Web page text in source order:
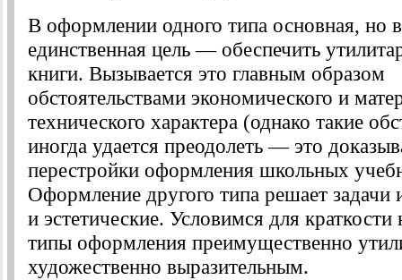
В оформлении одного типа основная, но
единственная цель — обеспечить
книги. Вызывается это главным образом
обстоятельствами экономического и
технического характера (однако такие
иногда удается преодолеть — это
перестройки оформления школьных
Оформление другого типа решает задачи
и эстетические. Условимся для краткости
типы оформления преимущественно
художественно выразительным.